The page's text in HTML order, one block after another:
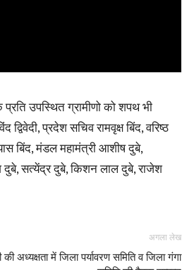
उपस्थित ग्रामीणो को शपथ भी
प्रदेश सचिव रामवृक्ष बिंद, वरिष्ठ
बिंद, मंडल महामंत्री आशीष दुबे,
दुबे, सत्येंद्र दुबे, किशन लाल दुबे, राजेश
अगला लेख
की अध्यक्षता में जिला पर्यावरण समिति व जिला गंगा